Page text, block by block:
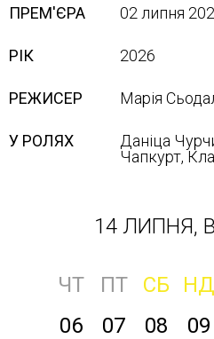
ПРЕМ'ЄРА 02 липня
РІК 2026
РЕЖИСЕР Марія
У РОЛЯХ
Даніца
Чапкурт,
14 ЛИПНЯ,
ЧТ ПТ СБ НД
06
07 08 09